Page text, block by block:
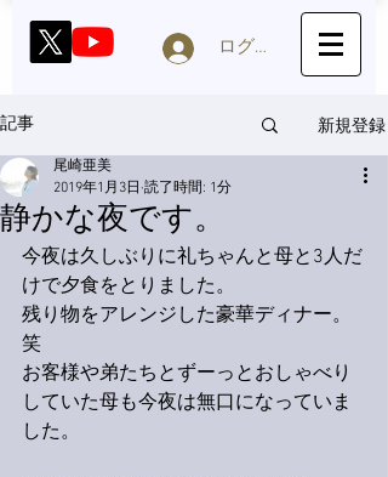
ログイン
記事 新規登録
静かな夜です。
尾崎亜美
2019年1月3日 読了時間: 1分
今夜は久しぶりに礼ちゃんと母と3人だ
けで夕食をとりました。
残り物をアレンジした豪華ディナー。
笑
お客様や弟たちとずーっとおしゃべり
していた母も今夜は無口になっていま
した。